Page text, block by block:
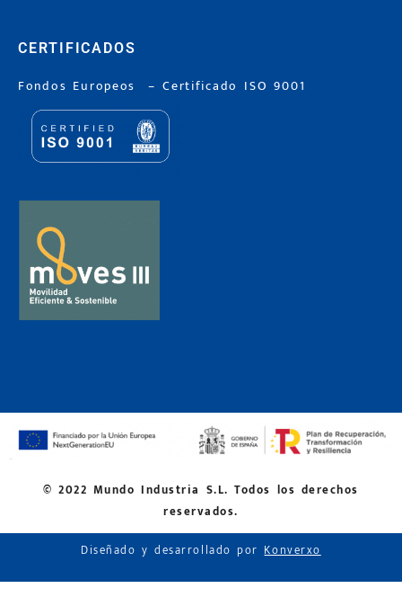
CERTIFICADOS
Fondos Europeos –Certificado ISO 9001
© 2022 Mundo Industria S.L. Todos los derechos
reservados.
Diseñado y desarrollado porKonverxo